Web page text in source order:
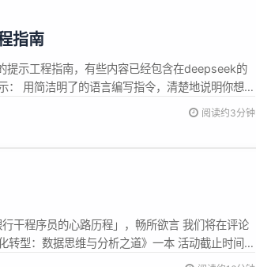
指南
示工程指南，有些内容已经包含在deepseek的
： 用简洁明了的语言编写指令，清楚地说明你想要
。 采样参数： 将温度（temperature）设置在
阅读约3分钟
干程序员的心路历程」，畅所欲言 我们将在评论
转型：数据思维与分析之道》一本 活动截止时间：
来，商业银行一直是金融行业的重要组成部分。随